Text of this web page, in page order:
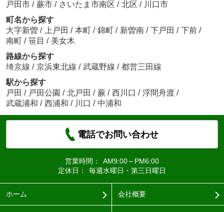
戸田市 / 蕨市 / さいたま市南区 / 北区 / 川口市
町名から探す
大字新曽 / 上戸田 / 本町 / 錦町 / 新曽南 / 下戸田 / 下前 /
南町 / 笹目 / 美女木
路線から探す
埼京線 / 京浜東北線 / 武蔵野線 / 都営三田線
駅から探す
戸田 / 戸田公園 / 北戸田 / 蕨 / 西川口 / 浮間舟渡 /
武蔵浦和 / 西浦和 / 川口 / 中浦和
電話でお問い合わせ
営業時間：
AM9:00～PM6:00
定休日：
毎週水曜日・第三日曜日
ホーム 会社概要